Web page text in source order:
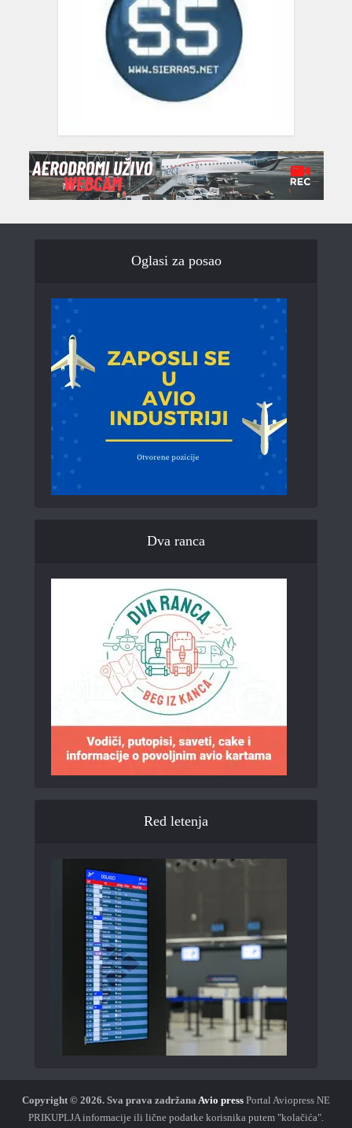
Oglasi za posao
Dva ranca
Red letenja
Copyright © 2026. Sva prava zadržana Avio press Portal Aviopress NE
PRIKUPLJA informacije ili lične podatke korisnika putem "kolačića".